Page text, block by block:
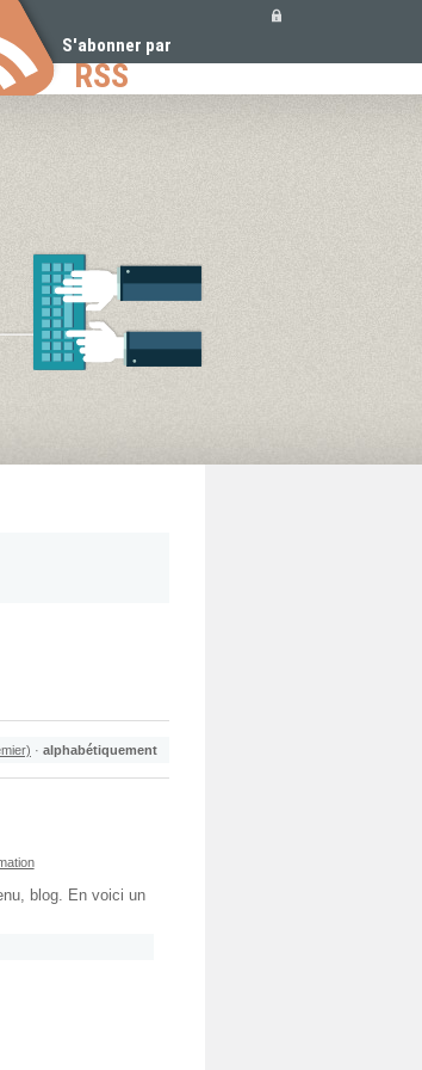
S'abonner par
RSS
· alphabétiquement
blog. En voici un